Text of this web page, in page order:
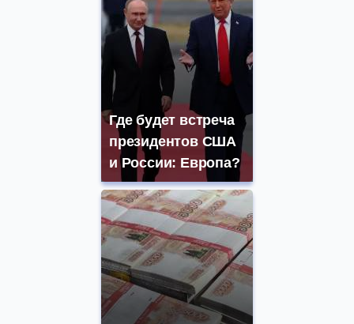
Где будет встреча
президентов США
и России: Европа?